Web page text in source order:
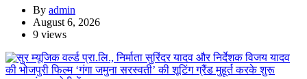
By admin
August 6, 2026
9 views